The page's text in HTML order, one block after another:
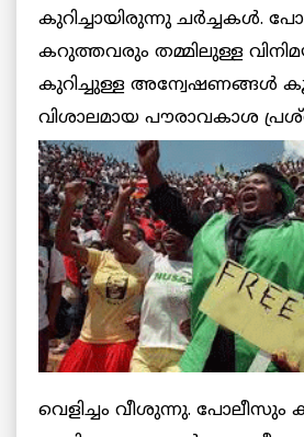
കുറിച്ചായിരുന്നു ചര്‍ച്ചകള്‍.
കറുത്തവരും തമ്മിലുള്ള
കുറിച്ചുള്ള അന്വേഷണങ്ങള്‍
വിശാലമായ പൗരാവകാശ
വെളിച്ചം വീശുന്നു.